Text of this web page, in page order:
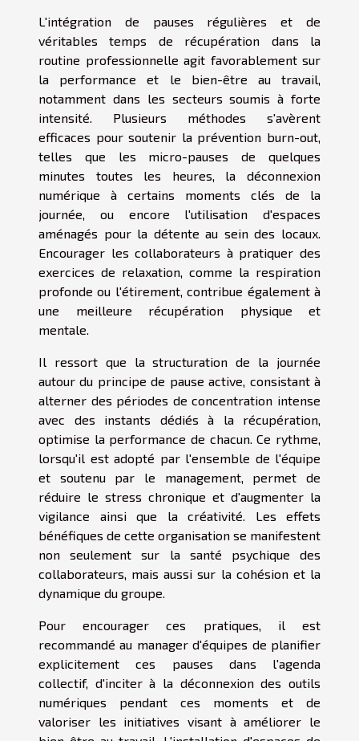
L'intégration de pauses régulières et de
véritables temps de récupération dans la
routine professionnelle agit favorablement sur
la performance et le bien-être au travail,
notamment dans les secteurs soumis à forte
intensité. Plusieurs méthodes s'avèrent
efficaces pour soutenir la prévention burn-out,
telles que les micro-pauses de quelques
minutes toutes les heures, la déconnexion
numérique à certains moments clés de la
journée, ou encore l'utilisation d'espaces
aménagés pour la détente au sein des locaux.
Encourager les collaborateurs à pratiquer des
exercices de relaxation, comme la respiration
profonde ou l'étirement, contribue également à
une meilleure récupération physique et
mentale.
Il ressort que la structuration de la journée
autour du principe de pause active, consistant à
alterner des périodes de concentration intense
avec des instants dédiés à la récupération,
optimise la performance de chacun. Ce rythme,
lorsqu'il est adopté par l'ensemble de l'équipe
et soutenu par le management, permet de
réduire le stress chronique et d'augmenter la
vigilance ainsi que la créativité. Les effets
bénéfiques de cette organisation se manifestent
non seulement sur la santé psychique des
collaborateurs, mais aussi sur la cohésion et la
dynamique du groupe.
Pour encourager ces pratiques, il est
recommandé au manager d'équipes de planifier
explicitement ces pauses dans l'agenda
collectif, d'inciter à la déconnexion des outils
numériques pendant ces moments et de
valoriser les initiatives visant à améliorer le